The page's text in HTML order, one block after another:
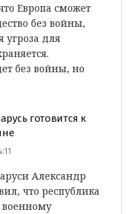
Европа сможет
без войны,
угроза для
без войны, но
готовится к
Александр
что республика
военному